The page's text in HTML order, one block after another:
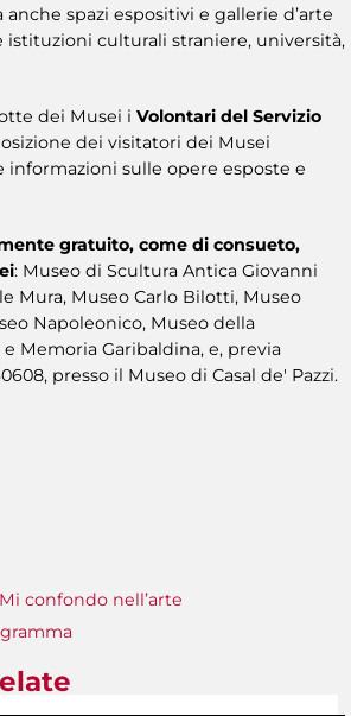
spazi espositivi e gallerie d’arte
istituzioni culturali straniere, università,
dei Musei i Volontari del Servizio
dei visitatori dei Musei
sulle opere esposte e
gratuito, come di consueto,
: Museo di Scultura Antica Giovanni
Mura, Museo Carlo Bilotti, Museo
Napoleonico, Museo della
Memoria Garibaldina, e, previa
presso il Museo di Casal de' Pazzi.
confondo nell’arte